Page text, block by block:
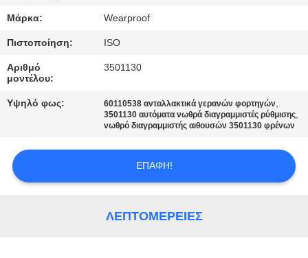
SITEMAP
PRIVACY
Μάρκα: Wearproof
Πιστοποίηση: ISO
Αριθμό
μοντέλου:
3501130
Υψηλό φως: 60110538 ανταλλακτικά γερανών φορτηγών,
3501130 αυτόματα νωθρά διαγραμμιστές ρύθμισης,
νωθρό διαγραμμιστής αιθουσών 3501130 φρένων
ΕΠΑΦΉ!
ΛΕΠΤΟΜΈΡΕΙΕΣ